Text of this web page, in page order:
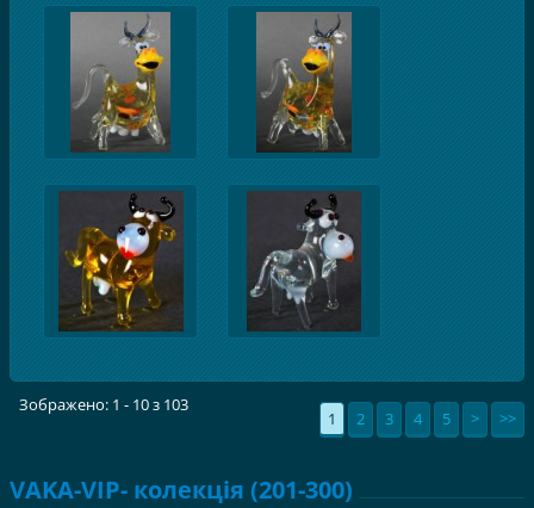
Зображено: 1 - 10 з 103
1 2 3 4 5 > >>
VAKA-VIP- колекція (201-300)